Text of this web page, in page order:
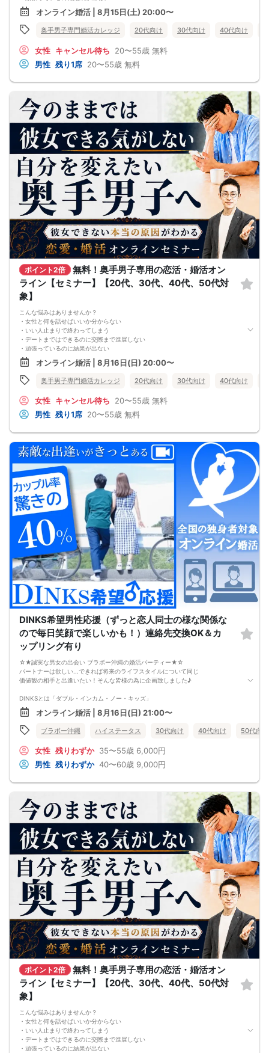
・何が原因なのか分からない
・このまま続けても彼女ができる気がしない
これまで500名以上の
奥手男子の恋愛・婚活相談に乗ってきて、
それは、
多くの奥手男子は、努力不足ではなく、
努力の方向性がズレているということです。
恋愛系YouTubeを見たり、
婚活パーティーや街コンへ参加したり、
みなさん本当に努力しています。
でも、その努力が本命女性との交際につながらず、
「このまま恋愛・婚活を続けても、
本命女性と交際できないのではないか…」
そんな不安を抱えている奥手男子が本当に多いです。
つまり、
やみくもに頑張るだけでは、
本命女性との交際には
つながらないということです。
このまま原因が分からないまま
恋愛や婚活を続けても、
お金も時間も失ってしまいます。
だからこそ、
彼女ができない本当の原因を
知ることが最初の一歩です。
しかし、この内容は文章だけでは伝えきれません。
だからこそ今回、無料オンラインセミナーで
・彼女ができない本当の原因
・本命女性に選ばれる
奥手男子専用32の極意の全体像
をお伝えします！
一緒に美味しいものを食べに行ったり、
映画に行ったり、旅行に行けるように、
ぜひこの先を読み進めてみてください👇
※講師の急用以外はたとえ参加人数が1人でも
その人のために必ず実施します
※はじめてセミナーに参加する方も
ビデオオフでも参加OKにしているので
安心してください
オンライン婚活 | 8月15日(土) 20:00〜
奥手男子専門婚活カレッジ 20代向け 30代向け 40代向け
女性 キャンセル待ち 20〜55歳 無料
男性 残り1席 20〜55歳 無料
ポイント2倍
無料！奥手男子専用の恋活・婚活オン
ライン【セミナー】【20代、30代、40代、50代対
象】
こんな悩みはありませんか？
・女性と何を話せばいいか分からない
・いい人止まりで終わってしまう
・デートまではできるのに交際まで進展しない
・頑張っているのに結果が出ない
・何が原因なのか分からない
・このまま続けても彼女ができる気がしない
これまで500名以上の
奥手男子の恋愛・婚活相談に乗ってきて、
それは、
多くの奥手男子は、努力不足ではなく、
努力の方向性がズレているということです。
恋愛系YouTubeを見たり、
婚活パーティーや街コンへ参加したり、
みなさん本当に努力しています。
でも、その努力が本命女性との交際につながらず、
「このまま恋愛・婚活を続けても、
本命女性と交際できないのではないか…」
そんな不安を抱えている奥手男子が本当に多いです。
つまり、
やみくもに頑張るだけでは、
本命女性との交際には
つながらないということです。
このまま原因が分からないまま
恋愛や婚活を続けても、
お金も時間も失ってしまいます。
だからこそ、
彼女ができない本当の原因を
知ることが最初の一歩です。
しかし、この内容は文章だけでは伝えきれません。
だからこそ今回、無料オンラインセミナーで
・彼女ができない本当の原因
・本命女性に選ばれる
奥手男子専用32の極意の全体像
をお伝えします！
一緒に美味しいものを食べに行ったり、
映画に行ったり、旅行に行けるように、
ぜひこの先を読み進めてみてください👇
その人のために必ず実施します
※はじめてセミナーに参加する方も
ビデオオフでも参加OKにしているので
安心してください
オンライン婚活 | 8月16日(日) 20:00〜
奥手男子専門婚活カレッジ 20代向け 30代向け 40代向け
女性 キャンセル待ち 20〜55歳 無料
男性 残り1席 20〜55歳 無料
DINKS希望男性応援（ずっと恋人同士の様な関係な
ので毎日笑顔で楽しいかも！）連絡先交換OK＆カ
ップリング有り
☆★誠実な男女の出会い ブラボー沖縄の婚活パーティー★☆
パートナーは欲しい...できれば将来のライフスタイルについて同じ
価値観の相手と出逢いたい！そんな皆様の為に企画致しました♪
DINKSとは「ダブル・インカム・ノー・キッズ」
夫婦２人だけの結婚生活を希望する男性にお集まり頂きます。
DINKSにはこだわってないけれど共働きをしながら、
パートナーと二人だけのライフスタイルを楽しみたい、
【注意事項】
・全国各地に募集しております。お相手の居住地はご自身の居住地と異なる場合
等をご準備下さい。
・確認書類を提示頂けない場合はご参加をお断りする場合も御座いますので予め
ご了承下さいませ。
・終了時刻は目安となります。正確な終了時刻はイベント開始時にスタッフより
ご案内いたします。
・直前の申込みや当日のキャンセルにより男女比が偏る可能性がございますこと
をご了承ください。
・最小催行人数 1対1、最大20名（男女比調整のため定員になる前にキャンセル待
ちとなる場合がございます）
・イベント開催時刻１時間前迄に最小催行人数に満たない場合は中止のご連絡を
差し上げます。
オンライン婚活 | 8月16日(日) 21:00〜
ブラボー沖縄 ハイステータス 30代向け 40代向け 50代向け
女性 残りわずか 35〜55歳 6,000円
男性 残りわずか 40〜60歳 9,000円
ポイント2倍
無料！奥手男子専用の恋活・婚活オン
ライン【セミナー】【20代、30代、40代、50代対
象】
こんな悩みはありませんか？
・女性と何を話せばいいか分からない
・いい人止まりで終わってしまう
・デートまではできるのに交際まで進展しない
・頑張っているのに結果が出ない